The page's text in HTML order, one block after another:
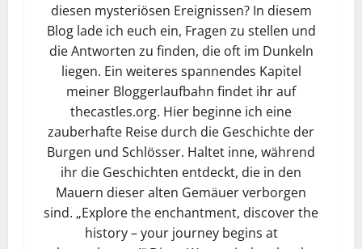
diesen mysteriösen Ereignissen? In diesem
Blog lade ich euch ein, Fragen zu stellen und
die Antworten zu finden, die oft im Dunkeln
liegen. Ein weiteres spannendes Kapitel
meiner Bloggerlaufbahn findet ihr auf
thecastles.org. Hier beginne ich eine
zauberhafte Reise durch die Geschichte der
Burgen und Schlösser. Haltet inne, während
ihr die Geschichten entdeckt, die in den
Mauern dieser alten Gemäuer verborgen
sind. „Explore the enchantment, discover the
history – your journey begins at